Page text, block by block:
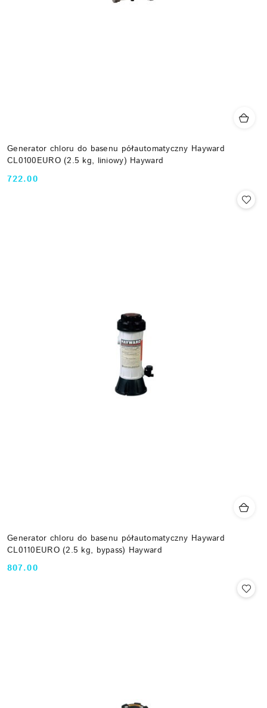
Generator chloru do basenu półautomatyczny Hayward
CL0100EURO (2.5 kg, liniowy) Hayward
Cena:
722.00
Generator chloru do basenu półautomatyczny Hayward
CL0110EURO (2.5 kg, bypass) Hayward
Cena:
807.00